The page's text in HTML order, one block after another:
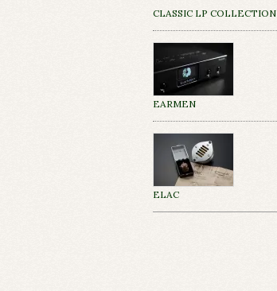
CLASSIC LP COLLECTION
EARMEN
ELAC